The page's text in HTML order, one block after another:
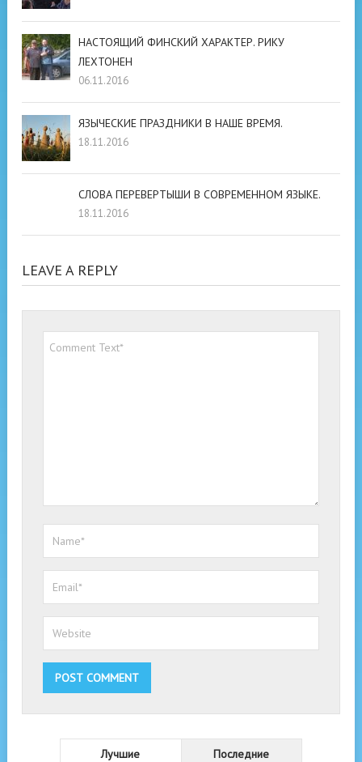
НАСТОЯЩИЙ ФИНСКИЙ ХАРАКТЕР. РИКУ
ЛЕХТОНЕН
06.11.2016
ЯЗЫЧЕСКИЕ ПРАЗДНИКИ В НАШЕ ВРЕМЯ.
18.11.2016
СЛОВА ПЕРЕВЕРТЫШИ В СОВРЕМЕННОМ ЯЗЫКЕ.
18.11.2016
LEAVE A REPLY
Лучшие Последние